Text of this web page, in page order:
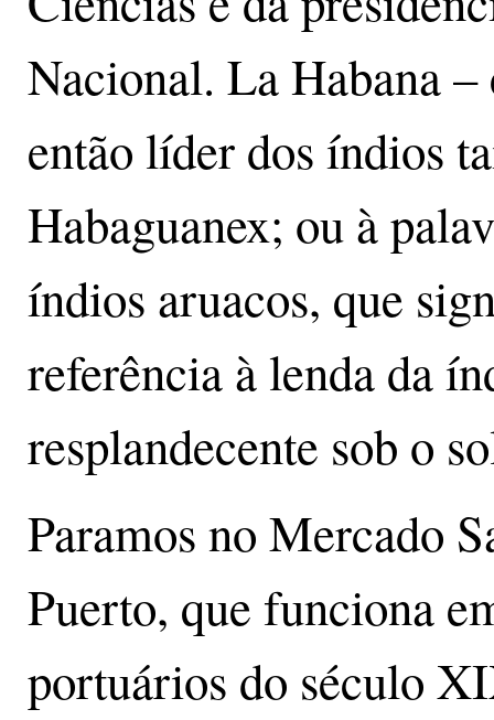
Nacional. La Habana
então líder dos índios
Habaguanex; ou à
índios aruacos, que
referência à lenda da
resplandecente sob o
Paramos no Mercado
Puerto, que funciona
portuários do século